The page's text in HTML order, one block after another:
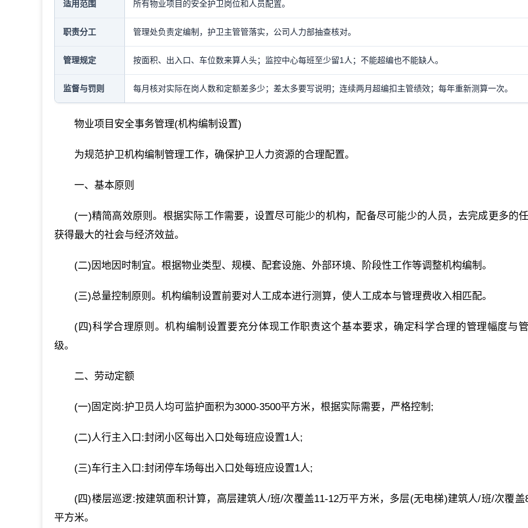
适用范围 所有物业项目的安全护卫岗位和人员配置。
职责分工 管理处负责定编制，护卫主管管落实，公司人力部抽查核对。
管理规定 按面积、出入口、车位数来算人头；监控中心每班至少留1人；不能超编也不能缺人。
监督与罚则 每月核对实际在岗人数和定额差多少；差太多要写说明；连续两月超编扣主管绩效；每年重新测算一次。
物业项目安全事务管理(机构编制设置)
为规范护卫机构编制管理工作，确保护卫人力资源的合理配置。
一、基本原则
(一)精简高效原则。根据实际工作需要，设置尽可能少的机构，配备尽可能少的人员，去完成更多的
获得最大的社会与经济效益。
(二)因地因时制宜。根据物业类型、规模、配套设施、外部环境、阶段性工作等调整机构编制。
(三)总量控制原则。机构编制设置前要对人工成本进行测算，使人工成本与管理费收入相匹配。
(四)科学合理原则。机构编制设置要充分体现工作职责这个基本要求，确定科学合理的管理幅度与
级。
二、劳动定额
(一)固定岗:护卫员人均可监护面积为3000-3500平方米，根据实际需要，严格控制;
(二)人行主入口:封闭小区每出入口处每班应设置1人;
(三)车行主入口:封闭停车场每出入口处每班应设置1人;
(四)楼层巡逻:按建筑面积计算，高层建筑人/班/次覆盖11-12万平方米，多层(无电梯)建筑人/班/次覆盖
平方米。